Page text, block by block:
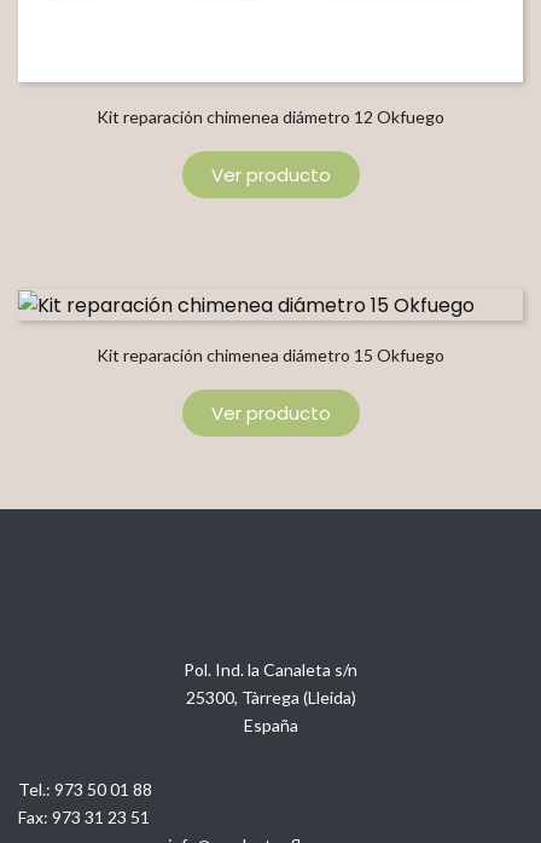
Kit reparación chimenea diámetro 12 Okfuego
Ver producto
Kit reparación chimenea diámetro 15 Okfuego
Ver producto
Pol. Ind. la Canaleta s/n
25300, Tàrrega (Lleida)
España
Tel.: 973 50 01 88
Fax: 973 31 23 51